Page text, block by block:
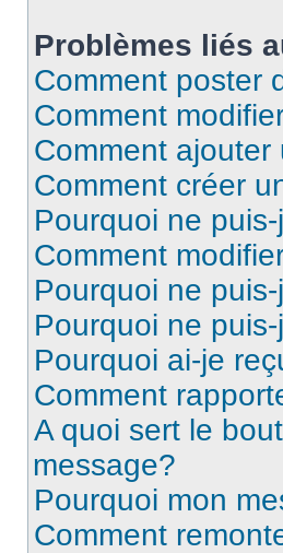
Problèmes liés
Comment poster
Comment
Comment
Comment créer
Pourquoi ne
Comment
Pourquoi ne
Pourquoi ne
Pourquoi ai-je
Comment
A quoi sert le
message?
Pourquoi mon
Comment